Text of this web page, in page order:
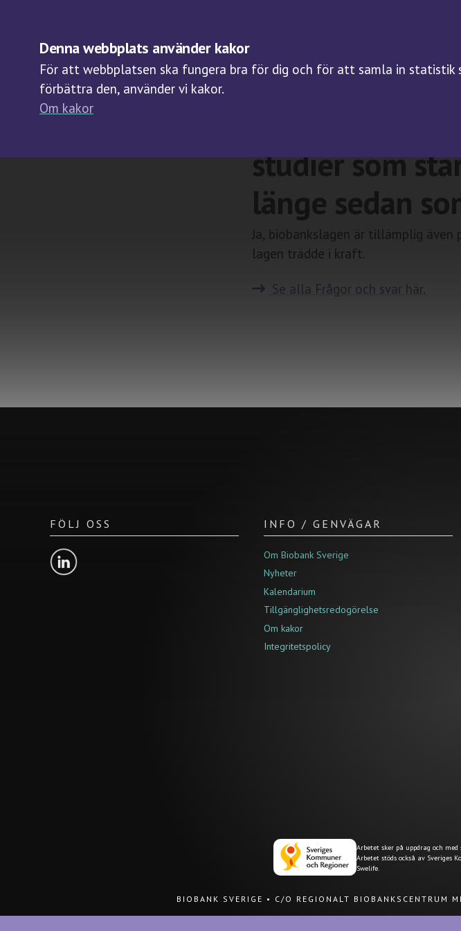
Denna webbplats använder kakor
För att webbplatsen ska fungera bra för dig och för att samla in statistik
förbättra den, använder vi kakor.
Om kakor
studier som
länge sedan
Ja, biobankslagen är tillämplig även
lagen trädde i kraft.
Se alla Frågor och svar här.
FÖLJ OSS INFO / GENVÄGAR
Om Biobank Sverige
Nyheter
Kalendarium
Tillgänglighetsredogörelse
Om kakor
Integritetspolicy
Arbetet sker på uppdrag och
Arbetet stöds också av Sveriges
Swelife.
BIOBANK SVERIGE • C/O REGIONALT BIOBANKSCENTRUM